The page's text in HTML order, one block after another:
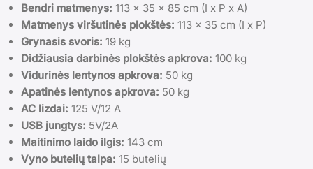
Bendri matmenys: 113 x 35 x 85 cm (I x P x A)
Matmenys viršutinės plokštės: 113 x 35 cm (I x P)
Grynasis svoris: 19 kg
Didžiausia darbinės plokštės apkrova: 100 kg
Vidurinės lentynos apkrova: 50 kg
Apatinės lentynos apkrova: 50 kg
AC lizdai: 125 V/12 A
USB jungtys: 5V/2A
Maitinimo laido ilgis: 143 cm
Vyno butelių talpa: 15 butelių